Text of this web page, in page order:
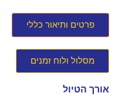
פרטים ותיאור כללי
מסלול ולוח זמנים
אורך הטיול